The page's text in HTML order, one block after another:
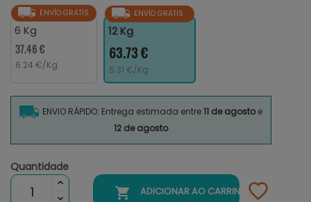
ENVÍO GRATIS
6 Kg
37.46 €
6.24 €/Kg
ENVÍO GRATIS
12 Kg
63.73 €
5.31 €/Kg
ENVIO RÁPIDO: Entrega estimada entre11 de agostoe
12 de agosto
Quantidade
 ADICIONAR AO CARRINHO